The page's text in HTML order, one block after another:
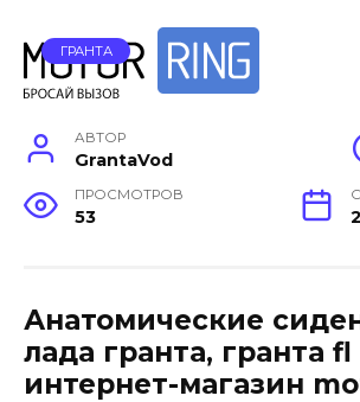
ГРАНТА
АВТОР
GrantaVod
ПРОСМОТРОВ
53
Анатомические
лада гранта, гранта fl
интернет-магазин